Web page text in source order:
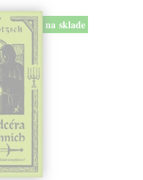
na sklade